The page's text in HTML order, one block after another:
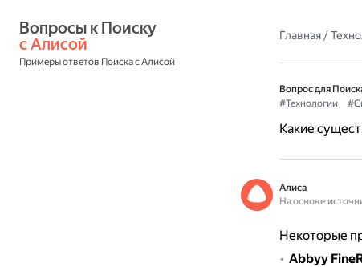
с Алисой
Примеры ответов Поиска с Алисой
Главная/
Вопрос для
#Технологии
Какие
Алиса
На основе
Некоторые
Abbyy